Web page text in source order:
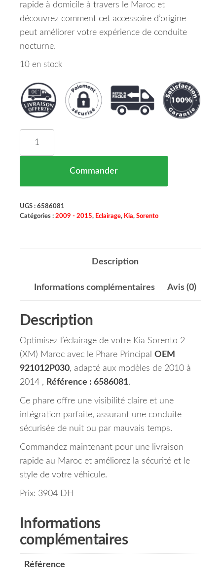
rapide à domicile à travers le Maroc et
découvrez comment cet accessoire d’origine
peut améliorer votre expérience de conduite
nocturne.
10 en stock
Commander
UGS : 6586081
Catégories : 2009 - 2015, Eclairage, Kia, Sorento
Description
Informations complémentaires Avis (0)
Description
Optimisez l’éclairage de votre Kia Sorento 2
(XM) Maroc avec le Phare Principal OEM
921012P030, adapté aux modèles de 2010 à
2014 , Référence : 6586081.
Ce phare offre une visibilité claire et une
intégration parfaite, assurant une conduite
sécurisée de nuit ou par mauvais temps.
Commandez maintenant pour une livraison
rapide au Maroc et améliorez la sécurité et le
style de votre véhicule.
Prix: 3904 DH
Informations
complémentaires
Référence